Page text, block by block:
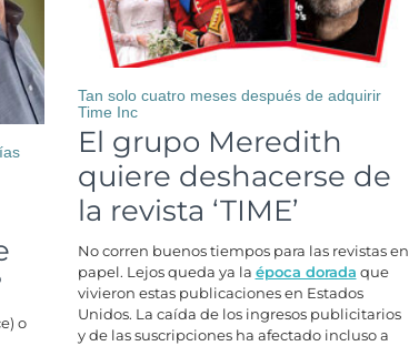
o
Tan solo cuatro meses después de adquirir
Time Inc
El grupo Meredith
quiere deshacerse de
la revista ‘TIME’
No corren buenos tiempos para las revistas en
papel. Lejos queda ya la época dorada que
vivieron estas publicaciones en Estados
Unidos. La caída de los ingresos publicitarios
y de las suscripciones ha afectado incluso a